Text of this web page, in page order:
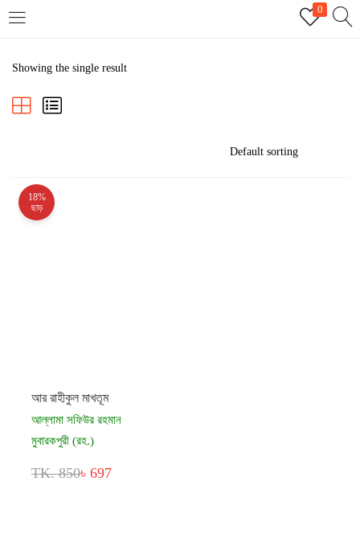
0
REGISTER
Showing the single result
18%
ছাড়
আর রাহীকুল মাখতূম
আল্লামা সফিউর রহমান
মুবারকপুরী (রহ.)
TK. 850৳ 697